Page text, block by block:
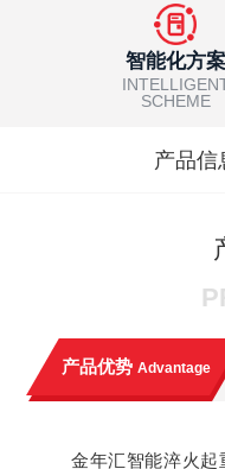
智能化方案
SCHEME
产品信
产品优势Advantage
金年汇智能淬火起